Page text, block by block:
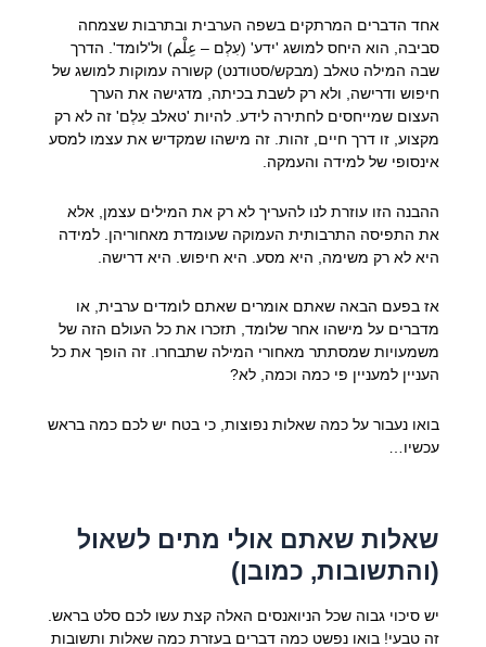
אחד הדברים המרתקים בשפה הערבית ובתרבות שצמחה
סביבה, הוא היחס למושג 'ידע' (עִלְם – عِلْم) ול'לומד'. הדרך
שבה המילה טאלב (מבקש/סטודנט) קשורה עמוקות למושג של
חיפוש ודרישה, ולא רק לשבת בכיתה, מדגישה את הערך
העצום שמייחסים לחתירה לידע. להיות 'טאלב עִלְם' זה לא רק
מקצוע, זו דרך חיים, זהות. זה מישהו שמקדיש את עצמו למסע
אינסופי של למידה והעמקה.
ההבנה הזו עוזרת לנו להעריך לא רק את המילים עצמן, אלא
את התפיסה התרבותית העמוקה שעומדת מאחוריהן. למידה
היא לא רק משימה, היא מסע. היא חיפוש. היא דרישה.
אז בפעם הבאה שאתם אומרים שאתם לומדים ערבית, או
מדברים על מישהו אחר שלומד, תזכרו את כל העולם הזה של
משמעויות שמסתתר מאחורי המילה שתבחרו. זה הופך את כל
העניין למעניין פי כמה וכמה, לא?
בואו נעבור על כמה שאלות נפוצות, כי בטח יש לכם כמה בראש
עכשיו…
שאלות שאתם אולי מתים לשאול
(והתשובות, כמובן)
יש סיכוי גבוה שכל הניואנסים האלה קצת עשו לכם סלט בראש.
זה טבעי! בואו נפשט כמה דברים בעזרת כמה שאלות ותשובות